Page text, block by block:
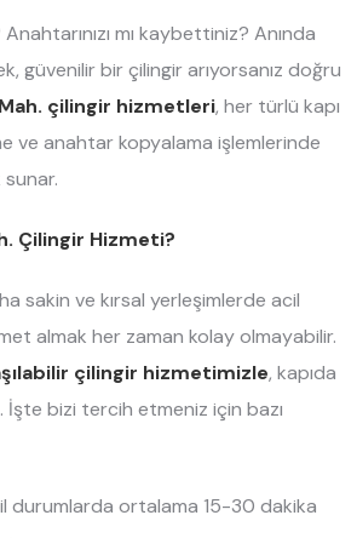
Anahtarınızı mı kaybettiniz? Anında
güvenilir bir çilingir arıyorsanız doğru
çilingir hizmetleri, her türlü kapı
ve anahtar kopyalama işlemlerinde
Çilingir Hizmeti?
sakin ve kırsal yerleşimlerde acil
almak her zaman kolay olmayabilir.
çilingir hizmetimizle, kapıda
İşte bizi tercih etmeniz için bazı
durumlarda ortalama 15-30 dakika